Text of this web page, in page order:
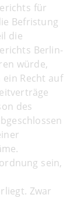
für
Befristung
die
Berlin-
würde,
Recht auf
des
sein,
Zwar